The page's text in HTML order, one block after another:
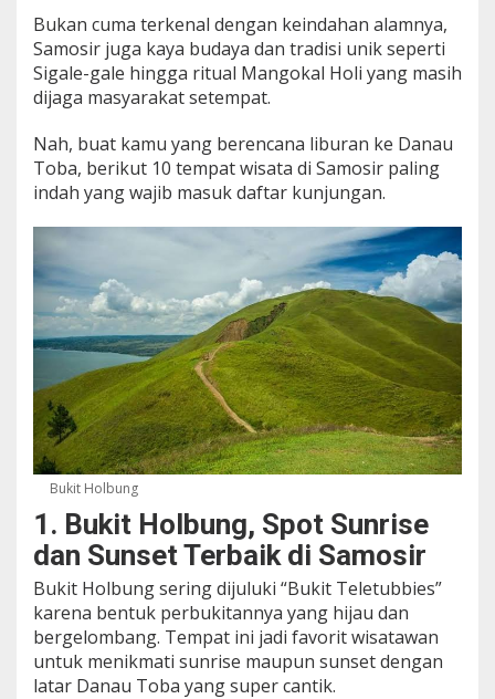
r
l
u
k
i
k
a
n
Bukan cuma terkenal dengan keindahan alamnya,
Samosir juga kaya budaya dan tradisi unik seperti
Sigale-gale hingga ritual Mangokal Holi yang masih
dijaga masyarakat setempat.
Nah, buat kamu yang berencana liburan ke Danau
Toba, berikut 10 tempat wisata di Samosir paling
indah yang wajib masuk daftar kunjungan.
Bukit Holbung
1. Bukit Holbung, Spot Sunrise
dan Sunset Terbaik di Samosir
Bukit Holbung sering dijuluki “Bukit Teletubbies”
karena bentuk perbukitannya yang hijau dan
bergelombang. Tempat ini jadi favorit wisatawan
untuk menikmati sunrise maupun sunset dengan
latar Danau Toba yang super cantik.